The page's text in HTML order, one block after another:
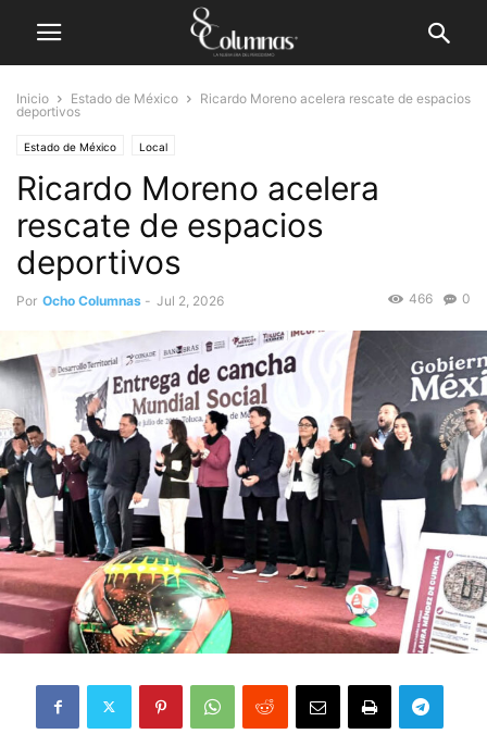
Inicio Estado de México
Ricardo Moreno acelera rescate de espacios
deportivos
Estado de México Local
Ricardo Moreno acelera
rescate de espacios
deportivos
Por Ocho Columnas - Jul 2, 2026 0
466